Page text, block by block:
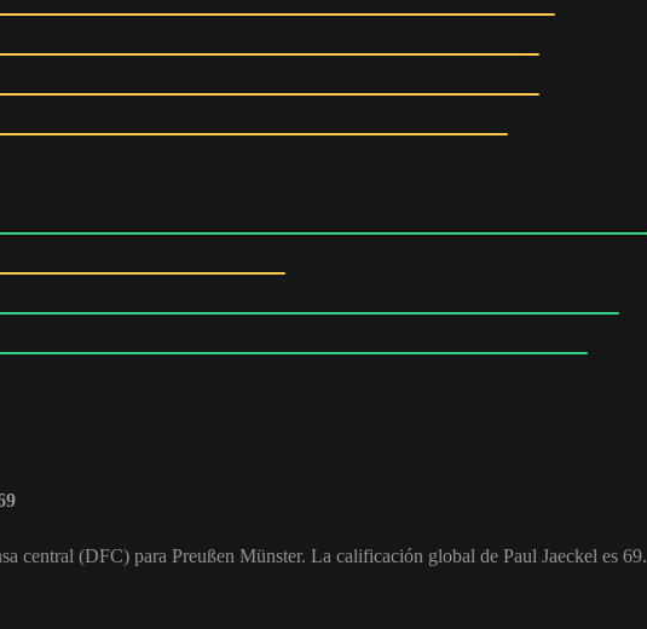
central (DFC) para Preußen Münster. La calificación global de Paul Jaeckel es 69.